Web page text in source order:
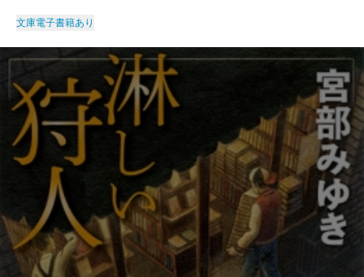
文庫電子書籍あり